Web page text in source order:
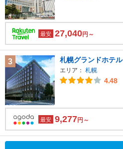
最安 27,040円～
3 札幌グランドホテル
エリア： 札幌
4.48
最安 9,277円～